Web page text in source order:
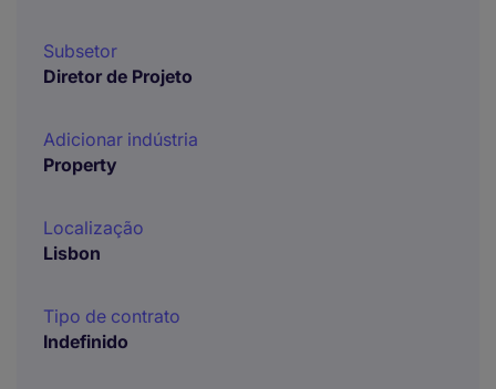
Subsetor
Diretor de Projeto
Adicionar indústria
Property
Localização
Lisbon
Tipo de contrato
Indefinido